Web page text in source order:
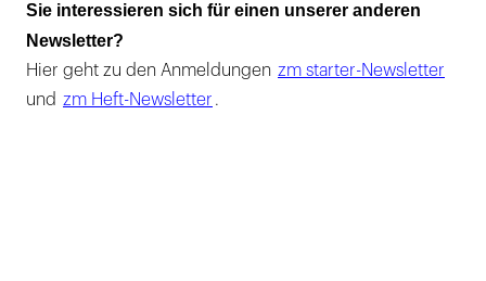
Sie interessieren sich für einen unserer anderen
Newsletter?
Hier geht zu den Anmeldungen zm starter-Newsletter
und zm Heft-Newsletter .